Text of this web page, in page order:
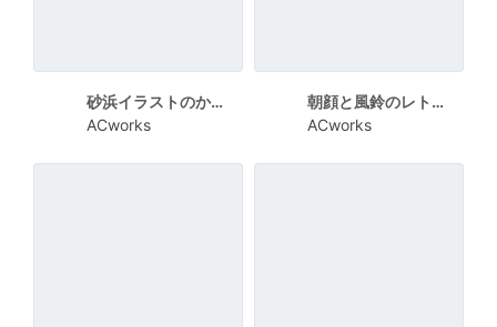
砂浜イラストのかわいい暑中見舞い
ACworks
朝顔と風鈴のレトロな縦書き暑中見舞い
ACworks